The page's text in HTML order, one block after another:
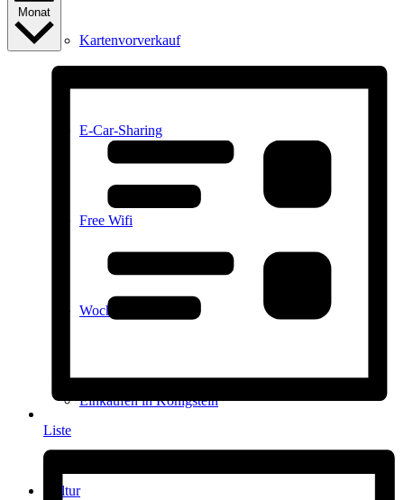
Kartenvorverkauf
E-Car-Sharing
Free Wifi
Wochenmarkt
Einkaufen in Königstein
Kultur
Monat
Liste